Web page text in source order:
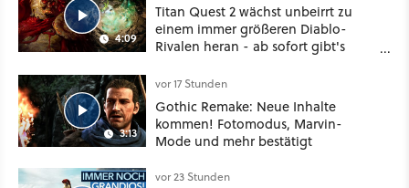
4:09
Titan Quest 2 wächst unbeirrt zu
einem immer größeren Diablo-
Rivalen heran - ab sofort gibt's
Klasse
3:13
vor 17 Stunden
Gothic Remake: Neue Inhalte
kommen! Fotomodus, Marvin-
Mode und mehr bestätigt
vor 23 Stunden